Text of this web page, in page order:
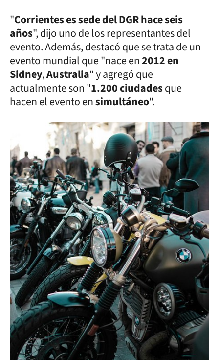
"Corrientes es sede del DGR hace seis
años", dijo uno de los representantes del
evento. Además, destacó que se trata de un
evento mundial que "nace en2012 en
Sidney,Australia" y agregó que
actualmente son "1.200 ciudadesque
hacen el evento ensimultáneo".